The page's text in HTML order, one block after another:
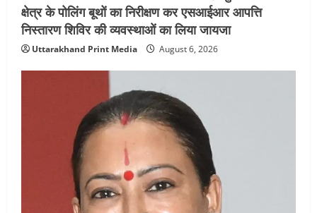
क्षेत्र के पोलिंग बूथों का निरीक्षण कर एसआईआर आपत्ति
निस्तारण शिविर की व्यवस्थाओं का लिया जायजा
Uttarakhand Print Media August 6, 2026